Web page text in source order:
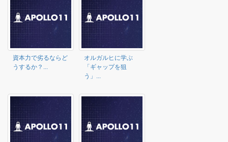
資本力で劣るならど
うするか？...
オルガルヒに学ぶ
「ギャップを狙
う」...